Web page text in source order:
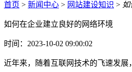
首页 > 新闻中心 > 网站建设知识 >
如何在企业建立良好的网络环境
时间：2023-10-02 09:00:02
近年来，随着互联网技术的飞速发